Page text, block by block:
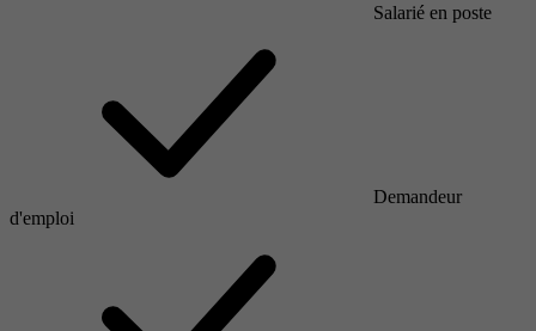
Salarié en poste
Demandeur
d'emploi